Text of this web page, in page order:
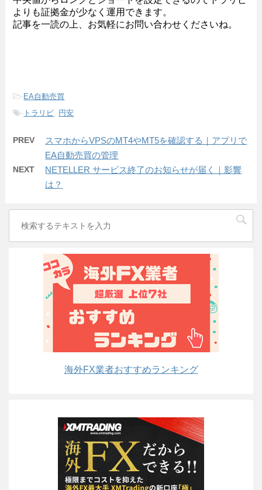
よりも証拠金が少なく運用できます。
記事を一読の上、お気軽にお問い合わせくださいね。
-EA自動売買
- トラリピ 円安
PREV
スマホからVPSのMT4やMT5を確認する｜アプリで
EA自動売買の管理
NEXT
NETELLER サービス終了のお知らせが届く｜影響
は？
海外FX業者おすすめランキング